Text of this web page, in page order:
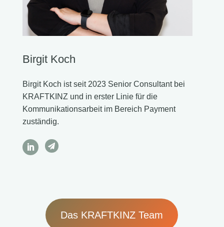
Birgit Koch
Birgit Koch ist seit 2023 Senior Consultant bei
KRAFTKINZ und in erster Linie für die
Kommunikationsarbeit im Bereich Payment
zuständig.

Das KRAFTKINZ Team